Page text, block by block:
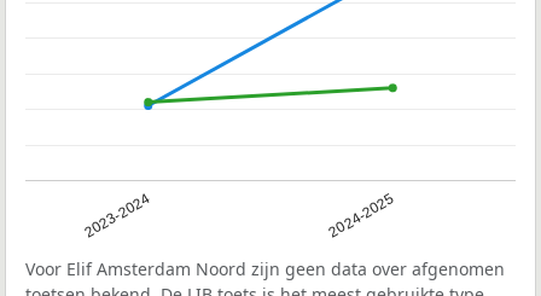
2023-2024 2024-2025
Voor Elif Amsterdam Noord zijn geen data over afgenomen